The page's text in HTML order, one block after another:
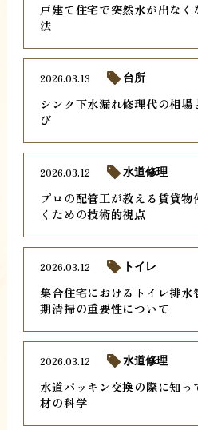
戸建て住宅で突然水が出なく
法
シンク下水漏れ修理代の相
び
2026.03.13 台所
プロの配管工が教える賃貸
くための技術的視点
2026.03.12 水道修理
集合住宅におけるトイレ排水
期清掃の重要性について
2026.03.12 トイレ
水道パッキン交換の際に知っ
材の科学
2026.03.12 水道修理